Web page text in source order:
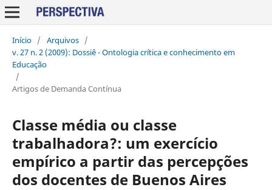
Início / Arquivos /
v. 27 n. 2 (2009): Dossiê - Ontologia crítica e conhecimento em
Educação
/
Artigos de Demanda Contínua
Classe média ou classe
trabalhadora?: um exercício
empírico a partir das percepções
dos docentes de Buenos Aires